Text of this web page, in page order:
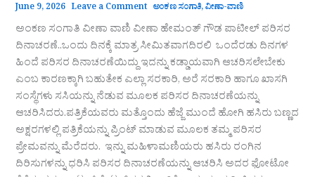
June 9, 2026 Leave a Comment ಅಂಕಣ ಸಂಗಾತಿ,ವೀಣಾ-ವಾಣಿ
ಅಂಕಣ ಸಂಗಾತಿ ವೀಣಾ ವಾಣಿ ವೀಣಾ ಹೇಮಂತ್‌ ಗೌಡ ಪಾಟೀಲ್ ಪರಿಸರ
ದಿನಾಚರಣೆ..ಒಂದು ದಿನಕ್ಕೆ ಮಾತ್ರ ಸೀಮಿತವಾಗದಿರಲಿ ಒಂದೆರಡು ದಿನಗಳ
ಹಿಂದೆ ಪರಿಸರ ದಿನಾಚರಣೆಯಿದ್ದು ಇದನ್ನು ಕಡ್ಡಾಯವಾಗಿ ಆಚರಿಸಲೇಬೇಕು
ಎಂಬ ಕಾರಣಕ್ಕಾಗಿ ಬಹುತೇಕ ಎಲ್ಲಾ ಸರಕಾರಿ, ಅರೆ ಸರಕಾರಿ ಹಾಗೂ ಖಾಸಗಿ
ಸಂಸ್ಥೆಗಳು ಸಸಿಯನ್ನು ನೆಡುವ ಮೂಲಕ ಪರಿಸರ ದಿನಾಚರಣೆಯನ್ನು
ಆಚರಿಸಿದರು.ಪತ್ರಿಕೆಯವರು ಮತ್ತೊಂದು ಹೆಜ್ಜೆ ಮುಂದೆ ಹೋಗಿ ಹಸಿರು ಬಣ್ಣದ
ಅಕ್ಷರಗಳಲ್ಲಿ ಪತ್ರಿಕೆಯನ್ನು ಪ್ರಿಂಟ್ ಮಾಡುವ ಮೂಲಕ ತಮ್ಮ ಪರಿಸರ
ಪ್ರೇಮವನ್ನು ಮೆರೆದರು. ಇನ್ನು ಮಹಿಳಾಮಣಿಯರು ಹಸಿರು ರಂಗಿನ
ದಿರಿಸುಗಳನ್ನು ಧರಿಸಿ ಪರಿಸರ ದಿನಾಚರಣೆಯನ್ನು ಆಚರಿಸಿ ಅದರ ಫೋಟೋ